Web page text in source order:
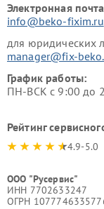
Электронная
info@beko-fixim.ru
для юридических
manager@fix-
График работы:
ПН-ВСК с 9:00 до
Рейтинг
4.9-5.0
ООО "Русервис"
ИНН 7702633247
ОГРН